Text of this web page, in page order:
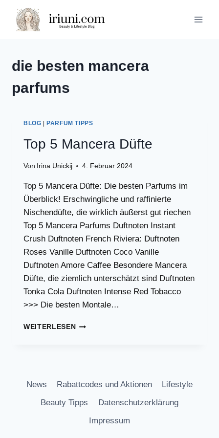
Inhalt
springen
die besten mancera
parfums
BLOG PARFUM TIPPS
Top 5 Mancera Düfte
Von Irina Unickij 4. Februar 2024
Top 5 Mancera Düfte: Die besten Parfums im
Überblick! Erschwingliche und raffinierte
Nischendüfte, die wirklich äußerst gut riechen
Top 5 Mancera Parfums Duftnoten Instant
Crush Duftnoten French Riviera: Duftnoten
Roses Vanille Duftnoten Coco Vanille
Duftnoten Amore Caffee Besondere Mancera
Düfte, die ziemlich unterschätzt sind Duftnoten
Tonka Cola Duftnoten Intense Red Tobacco
>>> Die besten Montale…
WEITERLESENTOP
News Rabattcodes und Aktionen
Lifestyle
Beauty Tipps
Datenschutzerklärung
Impressum